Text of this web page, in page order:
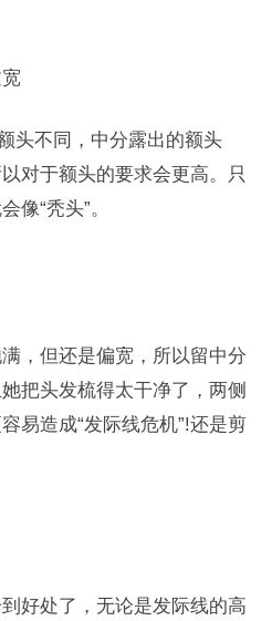
不同，中分露出的额头
对于额头的要求会更高。只
像“秃头”。
但还是偏宽，所以留中分
把头发梳得太干净了，两侧
易造成“发际线危机”!还是剪
处了，无论是发际线的高